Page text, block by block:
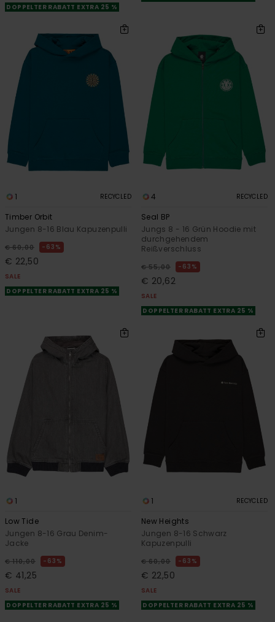
DOPPELTER RABATT EXTRA 25 %
1 RECYCLED
Timber Orbit
Jungen 8-16 Blau Kapuzenpulli
€ 60,00 63%
€ 22,50
SALE
DOPPELTER RABATT EXTRA 25 %
4 RECYCLED
Seal BP
Jungs 8 - 16 Grün Hoodie mit
durchgehendem
Reißverschluss
€ 55,00 63%
€ 20,62
SALE
DOPPELTER RABATT EXTRA 25 %
1
Low Tide
Jungen 8-16 Grau Denim-
Jacke
€ 110,00 63%
€ 41,25
SALE
DOPPELTER RABATT EXTRA 25 %
1 RECYCLED
New Heights
Jungen 8-16 Schwarz
Kapuzenpulli
€ 60,00 63%
€ 22,50
SALE
DOPPELTER RABATT EXTRA 25 %